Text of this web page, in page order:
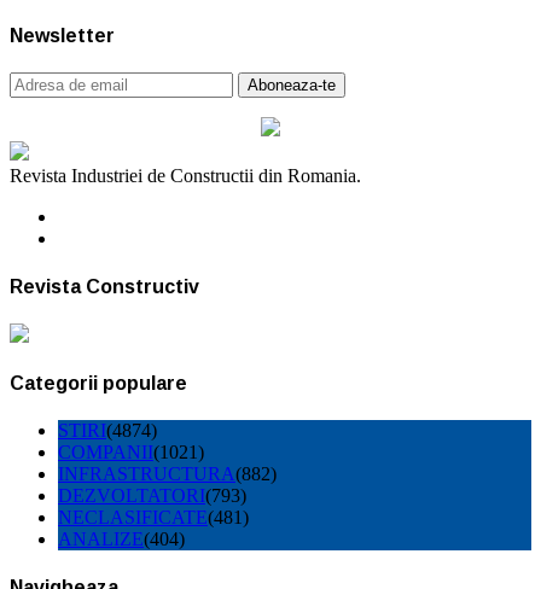
Newsletter
Revista Industriei de Constructii din Romania.
Revista Constructiv
Categorii populare
STIRI(4874)
COMPANII(1021)
INFRASTRUCTURA(882)
DEZVOLTATORI(793)
NECLASIFICATE(481)
ANALIZE(404)